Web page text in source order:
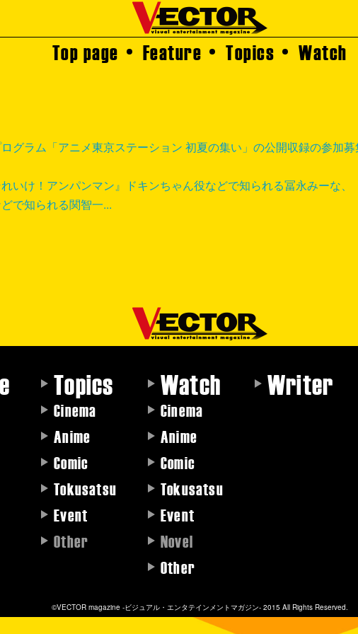
Top page Feature Topics Watch
グラム「アニメ東京ステーション 初夏の集い」の公開収録の参加
いけ！アンパンマン』ドキンちゃん役などで知られる冨永みーな、
で知られる関智一...
Topics
Cinema
Anime
Comic
Tokusatsu
Event
Other
Watch
Cinema
Anime
Comic
Tokusatsu
Event
Novel
Other
Writer
©VECTOR magazine -ビジュアル・エンタテインメントマガジン- 2015 All Rights Reserved.